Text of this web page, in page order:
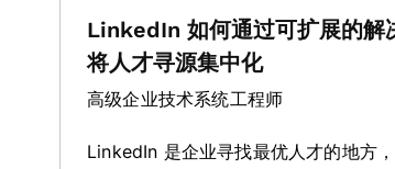
LinkedIn 如何通过可扩展的解
将人才寻源集中化
高级企业技术系统工程师
LinkedIn 是企业寻找最优人才的地方